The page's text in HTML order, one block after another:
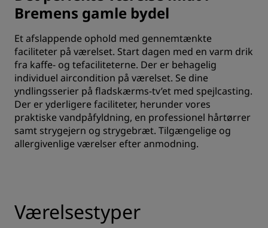
Bremens gamle bydel
Et afslappende ophold med gennemtænkte
faciliteter på værelset. Start dagen med en varm drik
fra kaffe- og tefaciliteterne. Der er behagelig
individuel aircondition på værelset. Se dine
yndlingsserier på fladskærms-tv’et med spejlcasting.
Der er yderligere faciliteter, herunder vores
praktiske vandpåfyldning, en professionel hårtørrer
samt strygejern og strygebræt. Tilgængelige og
allergivenlige værelser efter anmodning.
Værelsestyper